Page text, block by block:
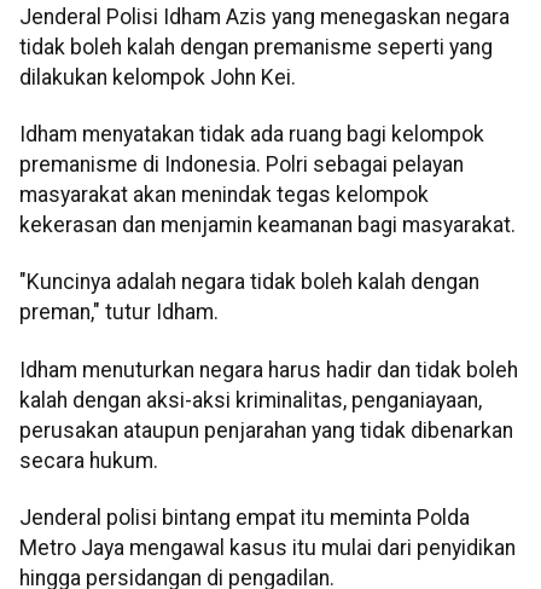
Jenderal Polisi Idham Azis yang menegaskan negara
tidak boleh kalah dengan premanisme seperti yang
dilakukan kelompok John Kei.
Idham menyatakan tidak ada ruang bagi kelompok
premanisme di Indonesia. Polri sebagai pelayan
masyarakat akan menindak tegas kelompok
kekerasan dan menjamin keamanan bagi masyarakat.
"Kuncinya adalah negara tidak boleh kalah dengan
preman," tutur Idham.
Idham menuturkan negara harus hadir dan tidak boleh
kalah dengan aksi-aksi kriminalitas, penganiayaan,
perusakan ataupun penjarahan yang tidak dibenarkan
secara hukum.
Jenderal polisi bintang empat itu meminta Polda
Metro Jaya mengawal kasus itu mulai dari penyidikan
hingga persidangan di pengadilan.